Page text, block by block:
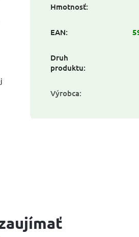
Hmotnosť:
EAN:
Druh
produktu:
Výrobca: